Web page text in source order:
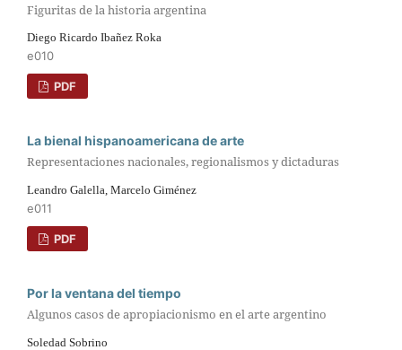
Figuritas de la historia argentina
Diego Ricardo Ibañez Roka
e010
PDF
La bienal hispanoamericana de arte
Representaciones nacionales, regionalismos y dictaduras
Leandro Galella, Marcelo Giménez
e011
PDF
Por la ventana del tiempo
Algunos casos de apropiacionismo en el arte argentino
Soledad Sobrino